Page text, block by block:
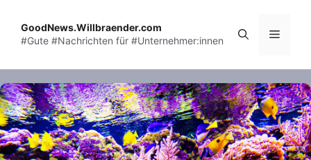
content
GoodNews.Willbraender.com
#Gute #Nachrichten für #Unternehmer:innen
Menu